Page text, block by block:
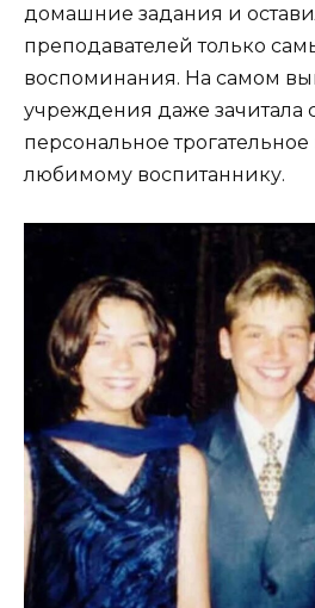
домашние задания и
преподавателей только
воспоминания. На самом
учреждения даже зачитала
персональное
любимому воспитаннику.